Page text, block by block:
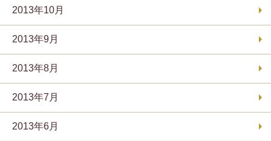
2013年10月
2013年9月
2013年8月
2013年7月
2013年6月